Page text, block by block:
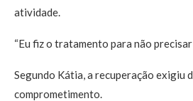
atividade.
“Eu fiz o tratamento para não
Segundo Kátia, a recuperação exigiu
comprometimento.